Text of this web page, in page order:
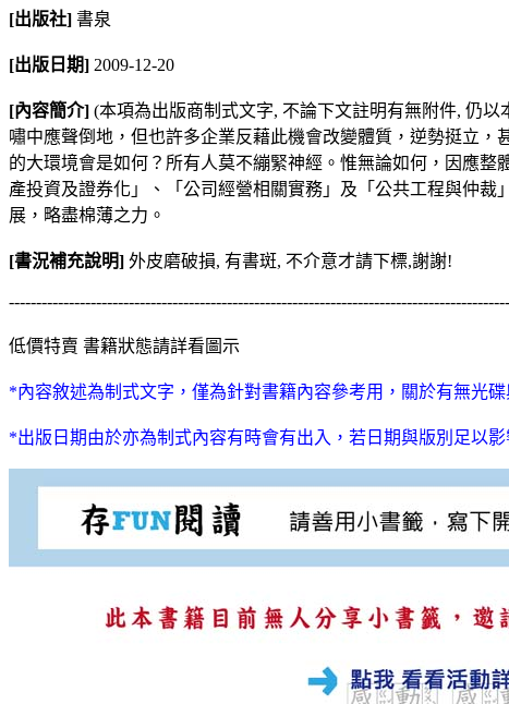
[出版社] 書泉
[出版日期] 2009-12-20
[內容簡介] (本項為出版商制式文字, 不論下文註明有無附件, 仍
嘯中應聲倒地，但也許多企業反藉此機會改變體質，逆勢挺立
的大環境會是如何？所有人莫不繃緊神經。惟無論如何，因應
產投資及證券化」、「公司經營相關實務」及「公共工程與仲
展，略盡棉薄之力。
[書況補充說明] 外皮磨破損, 有書斑, 不介意才請下標,謝謝!
低價特賣 書籍狀態請詳看圖示
*內容敘述為制式文字，僅為針對書籍內容參考用，關於有無光
*出版日期由於亦為制式內容有時會有出入，若日期與版別足以